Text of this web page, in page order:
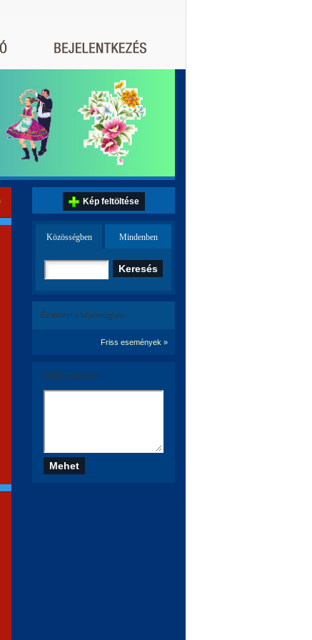
Kép feltöltése
Közösségben Mindenben
Ez történt a közösségben:
Friss események »
Szólj hozzá te is!